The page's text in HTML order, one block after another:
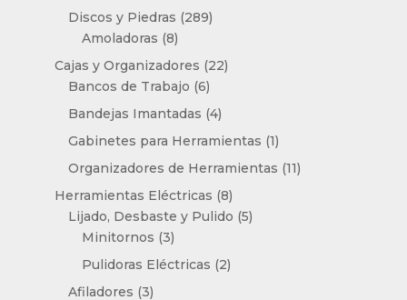
Discos y Piedras 289289
Amoladoras 88
productos
Cajas y Organizadores 2222
Bancos de Trabajo 66
productos
Bandejas Imantadas 44
productos
Gabinetes para Herramientas 11
producto
Organizadores de Herramientas 1111
Herramientas Eléctricas 88
productos
Lijado, Desbaste y Pulido 55
Minitornos 33
productos
Pulidoras Eléctricas 22
Afiladores 33